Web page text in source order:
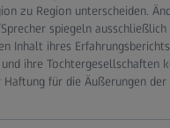
zu Region unterscheiden.
spiegeln
Inhalt ihres
ihre Tochtergesellschaften
für die Äußerungen der